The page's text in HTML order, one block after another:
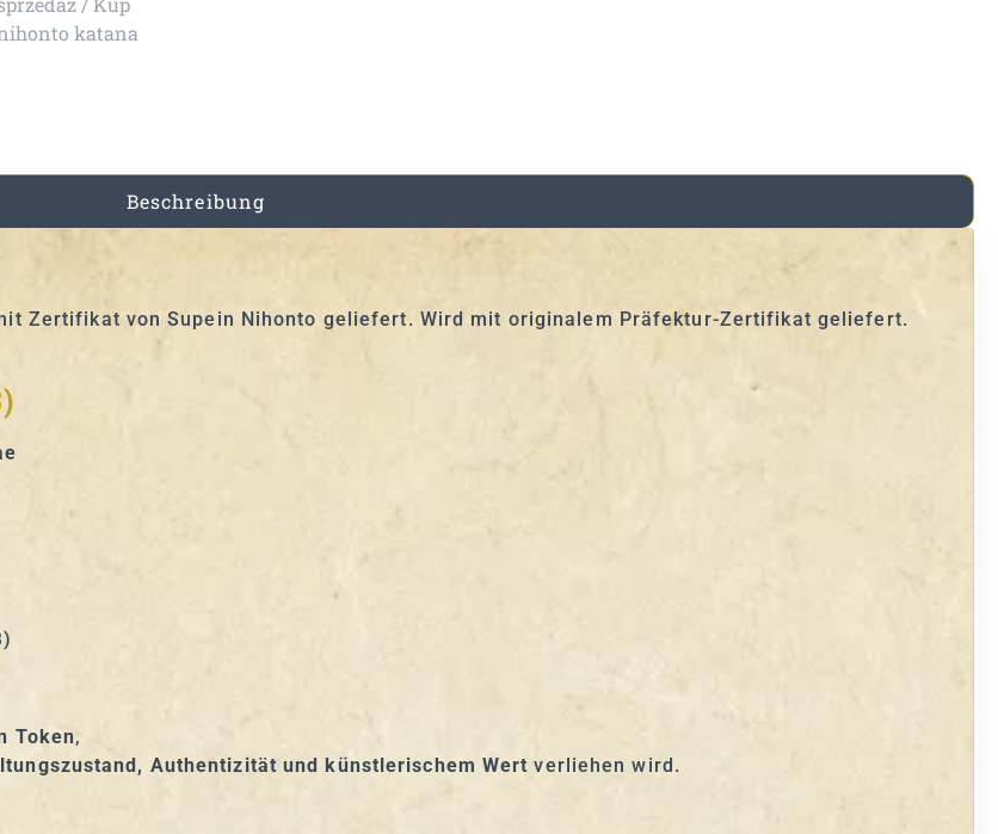
Beschreibung
Zertifikat von Supein Nihonto geliefert. Wird mit originalem Präfektur-Zertifikat geliefert.
Token,
Authentizität und künstlerischem Wert verliehen wird.